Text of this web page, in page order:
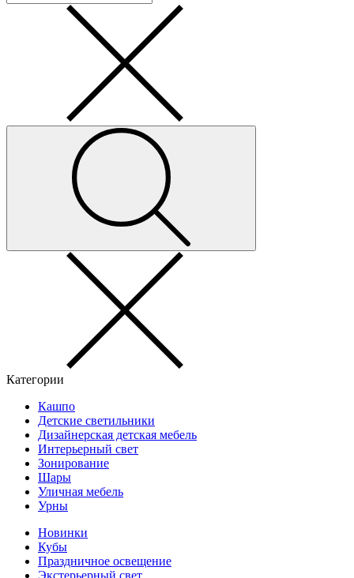
Категории
Кашпо
Детские светильники
Дизайнерская детская мебель
Интерьерный свет
Зонирование
Шары
Уличная мебель
Урны
Новинки
Кубы
Праздничное освещение
Экстерьерный свет